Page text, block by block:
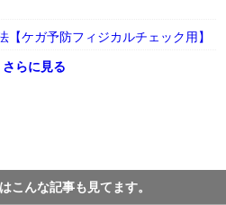
ケガ予防フィジカルチェック用】
さらに見る
こんな記事も見てます。